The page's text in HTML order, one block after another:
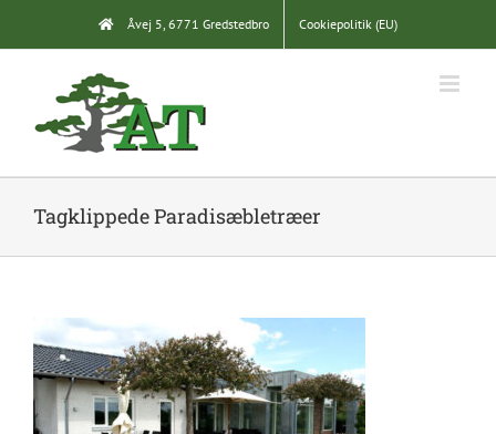
content
Åvej 5, 6771 Gredstedbro Cookiepolitik (EU)
Tagklippede Paradisæbletræer